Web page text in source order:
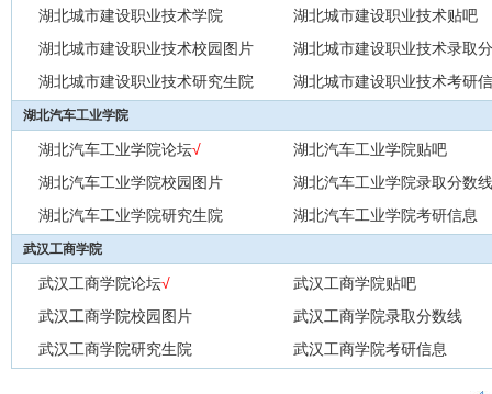
湖北城市建设职业技术学院
湖北城市建设职业技术贴吧
湖北城市建设职业技术校园图片
湖北城市建设职业技术录取
湖北城市建设职业技术研究生院
湖北城市建设职业技术考研
湖北汽车工业学院
湖北汽车工业学院论坛√
湖北汽车工业学院贴吧
湖北汽车工业学院校园图片
湖北汽车工业学院录取分数线
湖北汽车工业学院研究生院
湖北汽车工业学院考研信息
武汉工商学院
武汉工商学院论坛√
武汉工商学院贴吧
武汉工商学院校园图片
武汉工商学院录取分数线
武汉工商学院研究生院
武汉工商学院考研信息